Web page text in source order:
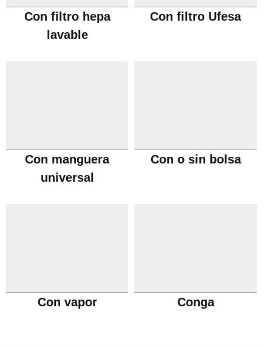
Con filtro hepa
lavable
Con filtro Ufesa
Con manguera
universal
Con o sin bolsa
Con vapor Conga